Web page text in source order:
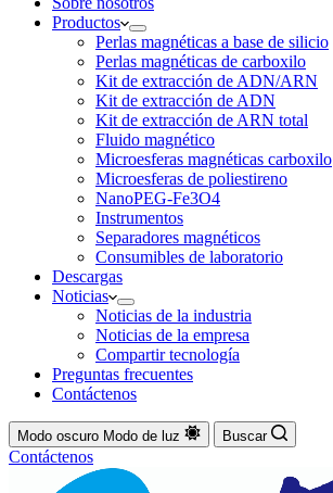
Productos
Perlas magnéticas a base de silicio
Perlas magnéticas de carboxilo
Kit de extracción de ADN/ARN
Kit de extracción de ADN
Kit de extracción de ARN total
Fluido magnético
Microesferas magnéticas carboxilo
Microesferas de poliestireno
NanoPEG-Fe3O4
Instrumentos
Separadores magnéticos
Consumibles de laboratorio
Descargas
Noticias
Noticias de la industria
Noticias de la empresa
Compartir tecnología
Preguntas frecuentes
Contáctenos
Modo oscuro Modo de luz Buscar
Contáctenos